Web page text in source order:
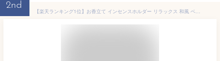
2nd
【楽天ランキング1位】お香立て インセンスホルダー リラックス 和風 ベーシック 全3色 インテリア お香 線香 おしゃれ リラックス 使いやすい 線香立て 人気 オシャレ 選べる3色 ブロンズ シルバー グリーン アンティーク ストレス発散 ストレス解消 当店限定ポーチ付き